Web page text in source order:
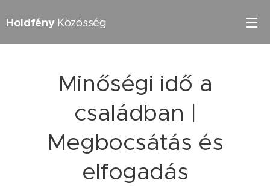
HoldfényKözösség
Minőségi idő a
családban |
Megbocsátás és
elfogadás